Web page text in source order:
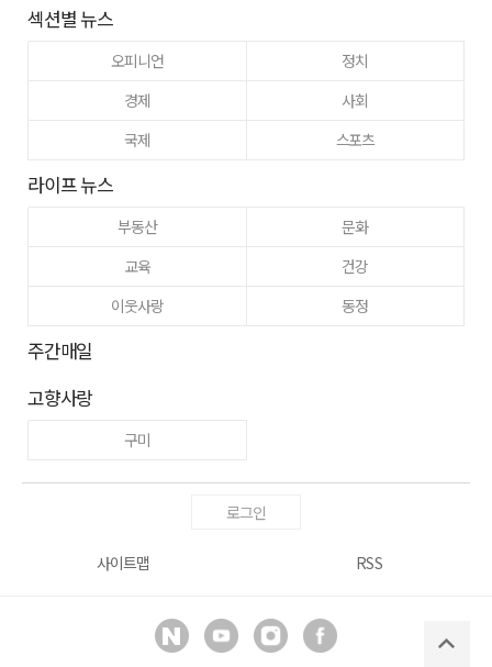
섹션별 뉴스
오피니언
정치
경제
사회
국제
스포츠
라이프 뉴스
부동산
문화
교육
건강
이웃사랑
동정
주간매일
고향사랑
구미
로그인
사이트맵 RSS